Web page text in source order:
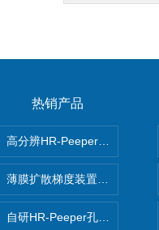
热销产品
高分辨HR-Peeper采样器孔隙
薄膜扩散梯度装置 Agl DGT
自研HR-Peeper孔隙水采样器